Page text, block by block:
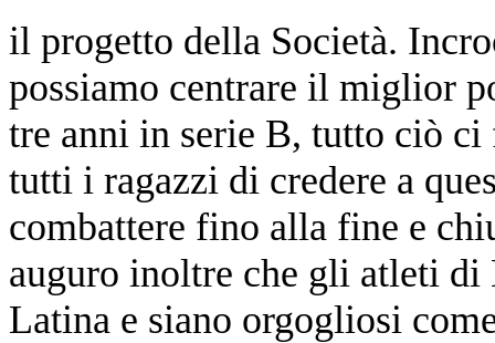
il progetto della Società.
possiamo centrare il miglior
tre anni in serie B, tutto ciò ci
tutti i ragazzi di credere a
combattere fino alla fine e
auguro inoltre che gli atleti di
Latina e siano orgogliosi